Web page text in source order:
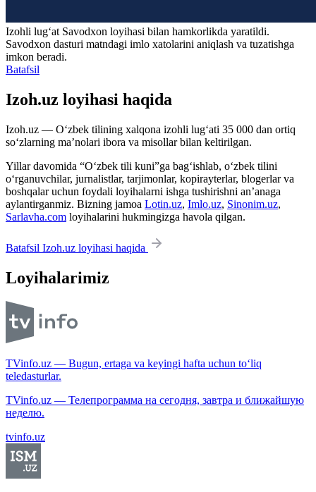
Izohli lugʻat Savodxon loyihasi bilan hamkorlikda yaratildi.
Savodxon dasturi matndagi imlo xatolarini aniqlash va tuzatishga
imkon beradi.
Batafsil
Izoh.uz loyihasi haqida
Izoh.uz — O‘zbek tilining xalqona izohli lug‘ati 35 000 dan ortiq
so‘zlarning ma’nolari ibora va misollar bilan keltirilgan.
Yillar davomida “O‘zbek tili kuni”ga bag‘ishlab, o‘zbek tilini
o‘rganuvchilar, jurnalistlar, tarjimonlar, kopirayterlar, blogerlar va
boshqalar uchun foydali loyihalarni ishga tushirishni an’anaga
aylantirganmiz. Bizning jamoa Lotin.uz, Imlo.uz, Sinonim.uz,
Sarlavha.com loyihalarini hukmingizga havola qilgan.
Batafsil Izoh.uz loyihasi haqida
Loyihalarimiz
TVinfo.uz — Bugun, ertaga va keyingi hafta uchun to‘liq
teledasturlar.
TVinfo.uz — Телепрограмма на сегодня, завтра и ближайшую
неделю.
tvinfo.uz